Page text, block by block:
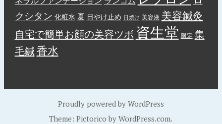
クシタン 化粧水 夏 日やけ止め 日焼け 美容液 美容鍼灸
自宅で簡単お顔の美容ツボ 資生堂 限定 集
毛鍼香水
Proudly powered by WordPress
Theme: Pictorico byWordPress.com.